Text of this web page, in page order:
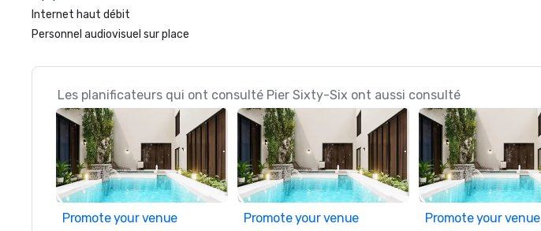
Internet haut débit
Personnel audiovisuel sur place
Les planificateurs qui ont consulté Pier Sixty-Six ont aussi consulté
Promote your venue Promote your venue Promote your venue